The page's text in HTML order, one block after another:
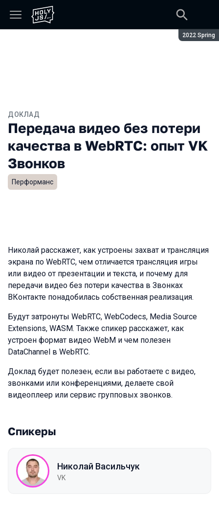
Сезон:
2022 Spring
ДОКЛАД
Передача видео без потери
качества в WebRTC: опыт VK
Звонков
Перформанс
Николай расскажет, как устроены захват и трансляция
экрана по WebRTC, чем отличается трансляция игры
или видео от презентации и текста, и почему для
передачи видео без потери качества в Звонках
ВКонтакте понадобилась собственная реализация.
Будут затронуты WebRTC, WebCodecs, Media Source
Extensions, WASM. Также спикер расскажет, как
устроен формат видео WebM и чем полезен
DataChannel в WebRTC.
Доклад будет полезен, если вы работаете с видео,
звонками или конференциями, делаете свой
видеоплеер или сервис групповых звонков.
Спикеры
Николай Васильчук
VK